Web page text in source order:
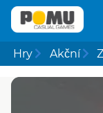
Hry Akční